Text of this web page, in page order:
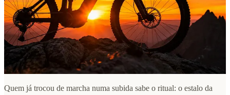
Quem já trocou de marcha numa subida sabe o ritual: o estalo da